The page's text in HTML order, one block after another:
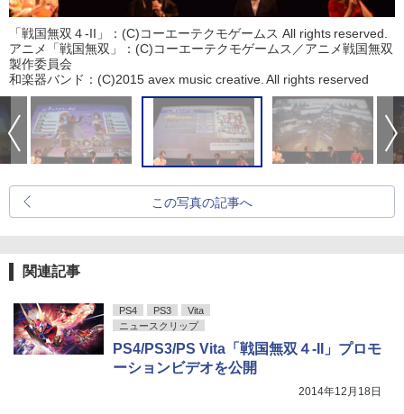
「戦国無双４-II」：(C)コーエーテクモゲームス All rights reserved.
アニメ「戦国無双」：(C)コーエーテクモゲームス／アニメ戦国無双
製作委員会
和楽器バンド：(C)2015 avex music creative. All rights reserved
この写真の記事へ
関連記事
PS4 PS3
Vita
ニュースクリップ
PS4/PS3/PS Vita「戦国無双４-II」プロモ
ーションビデオを公開
2014年12月18日